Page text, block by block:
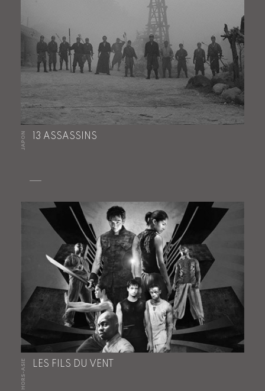
JAPON 13 ASSASSINS
HORS-ASIE LES FILS DU VENT